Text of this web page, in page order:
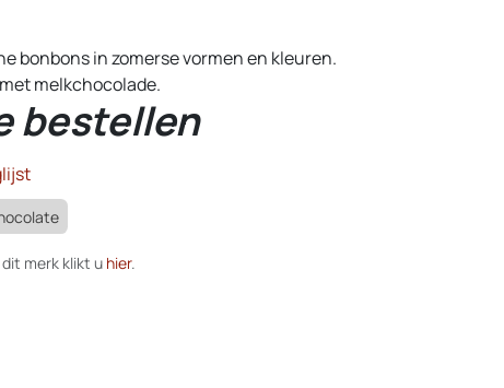
bonbons in zomerse vormen en kleuren.
melkchocolade.
bestellen
merk klikt u hier.